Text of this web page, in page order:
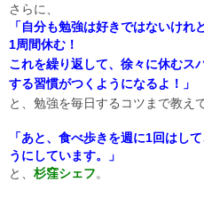
さらに、
「自分も勉強は好きではないけ
1周間休む！
これを繰り返して、徐々に休むス
する習慣がつくようになるよ！」
と、勉強を毎日するコツまで教え
「あと、食べ歩きを週に1回はし
うにしています。」
と、 杉窪シェフ。